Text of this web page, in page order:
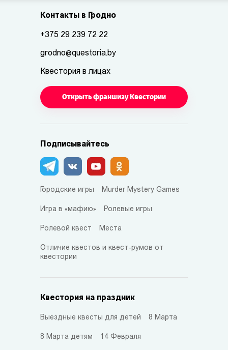
Контакты в Гродно
+375 29 239 72 22
grodno@questoria.by
Квестория в лицах
Открыть франшизу Квестории
Подписывайтесь
Городские игры Murder Mystery Games
Игра в «мафию» Ролевые игры
Ролевой квест Места
Отличие квестов и квест-румов от
квестории
Квестория на праздник
Выездные квесты для детей 8 Марта
8 Марта детям 14 Февраля